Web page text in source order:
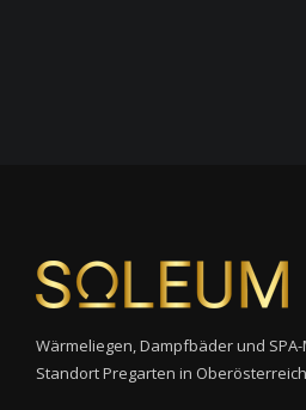
Wärmeliegen, Dampfbäder und
Standort Pregarten in